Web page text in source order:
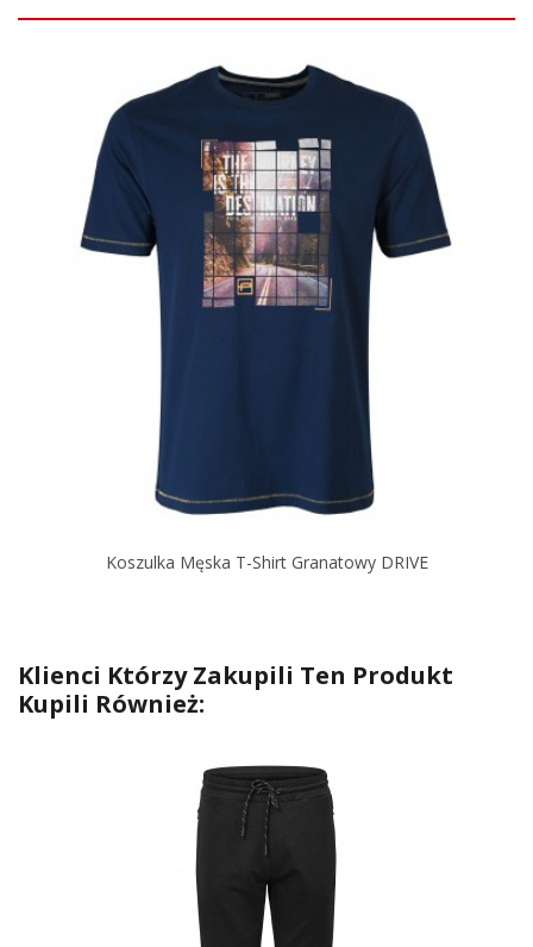
Koszulka Męska T-Shirt Granatowy DRIVE
Klienci Którzy Zakupili Ten Produkt
Kupili Również: